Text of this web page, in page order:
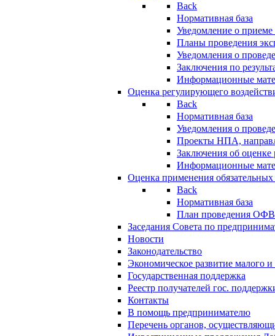
Back
Нормативная база
Уведомление о
Планы проведения
Уведомления о
Заключения по
Информационные
Оценка регулирующего
Back
Нормативная база
Уведомления о
Проекты НПА,
Заключения об
Информационные
Оценка применения
Back
Нормативная база
План проведения
Заседания Совета по
Новости
Законодательство
Экономическое развитие малого и
Государственная поддержка
Реестр получателей гос.
Контакты
В помощь предпринимателю
Перечень органов,